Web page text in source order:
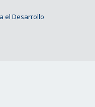
el Desarrollo